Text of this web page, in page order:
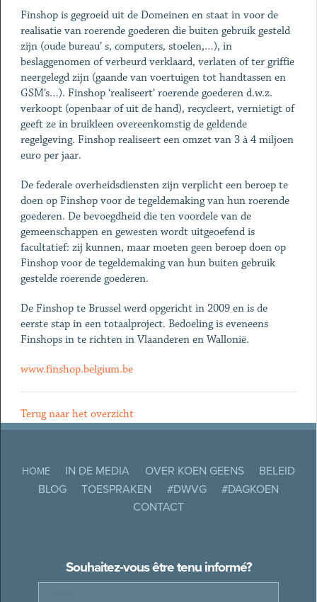
Finshop is gegroeid uit de Domeinen en staat in voor de
realisatie van roerende goederen die buiten gebruik gesteld
zijn (oude bureau’ s, computers, stoelen,…), in
beslaggenomen of verbeurd verklaard, verlaten of ter griffie
neergelegd zijn (gaande van voertuigen tot handtassen en
GSM’s…). Finshop ‘realiseert’ roerende goederen d.w.z.
verkoopt (openbaar of uit de hand), recycleert, vernietigt of
geeft ze in bruikleen overeenkomstig de geldende
regelgeving. Finshop realiseert een omzet van 3 à 4 miljoen
euro per jaar.
De federale overheidsdiensten zijn verplicht een beroep te
doen op Finshop voor de tegeldemaking van hun roerende
goederen. De bevoegdheid die ten voordele van de
gemeenschappen en gewesten wordt uitgeoefend is
facultatief: zij kunnen, maar moeten geen beroep doen op
Finshop voor de tegeldemaking van hun buiten gebruik
gestelde roerende goederen.
De Finshop te Brussel werd opgericht in 2009 en is de
eerste stap in een totaalproject. Bedoeling is eveneens
Finshops in te richten in Vlaanderen en Wallonië.
www.finshop.belgium.be
Terug naar het overzicht
HOME IN DE MEDIA OVER KOEN GEENS
BELEID
BLOG
TOESPRAKEN #DWVG
#DAGKOEN
CONTACT
Souhaitez-vous être tenu informé?